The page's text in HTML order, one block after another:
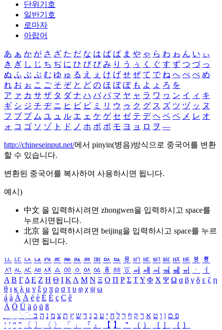
단위기호
일반기호
로마자
아랍어
あ ぁ か が さ ざ た だ な は ば ぱ ま や ゃ ら わ ゎ ん い ぃ
き ぎ し じ ち ぢ に ひ び ぴ み り う ぅ く ぐ す ず つ づ っ
ぬ ふ ぶ ぷ む ゆ ゅ る え ぇ け げ せ ぜ て で ね へ べ ぺ め
れ お ぉ こ ご そ ぞ と ど の ほ ぼ ぽ も よ ょ ろ を
ア ァ カ サ ザ タ ダ ナ ハ バ パ マ ヤ ャ ラ ワ ヮ ン イ ィ キ
ギ シ ジ チ ヂ ニ ヒ ビ ピ ミ リ ウ ゥ ク グ ス ズ ツ ヅ ッ ヌ
フ ブ プ ム ユ ュ ル エ ェ ケ ゲ セ ゼ テ デ ヘ ベ ペ メ レ オ
ォ コ ゴ ソ ゾ ト ド ノ ホ ボ ポ モ ヨ ョ ロ ヲ ―
http://chineseinput.net/에서 pinyin(병음)방식으로 중국어를 변환
할 수 있습니다.
변환된 중국어를 복사하여 사용하시면 됩니다.
예시)
中文 을 입력하시려면 zhongwen을 입력하시고 space를
누르시면됩니다.
北京 을 입력하시려면 beijing을 입력하시고 space를 누르
시면 됩니다.
ㅥ ㅦ ㅧ ㅨ ㅩ ㅪ ㅫ ㅬ ㅭ ㅮ ㅯ ㅰ ㅱ ㅲ ㅳ ㅴ ㅵ ㅶ ㅷ ㅸ
ㅹ
ㅺ ㅻ ㅼ ㅽ ㅾ ㅿ ㆀ ㆁ ㆂ ㆃ ㆄ ㆅ ㆆ ㆇ ㆈ ㆉ ㆊ ㆋ ㆌ ㆍ
ㆎ
Α Β ΓΔ Ε Ζ Η Θ Ι ΚΛ Μ Ν Ξ Ο Π Ρ Σ ΤΥ Φ Χ Ψ Ω α β γ δ ε ζ η
θ ι κ λ μ ν ξ ο π ρ σ τ υ φ χ ψ ω
á à Á À é è É È ç Ç ê
Ä Ö Ü ä ö ü ß
ִֶֹ ֻּ ׁׂ פ ם ן ו ט א ר ק ף ך ל ח י ע כ ג ד ש ץ ת צ מ נ ה ב
‘ ’ “ ” 〔 〕 〈 〉 「 」 『 』 【 】 ＂ （ ） ［ ］ ｛ ｝